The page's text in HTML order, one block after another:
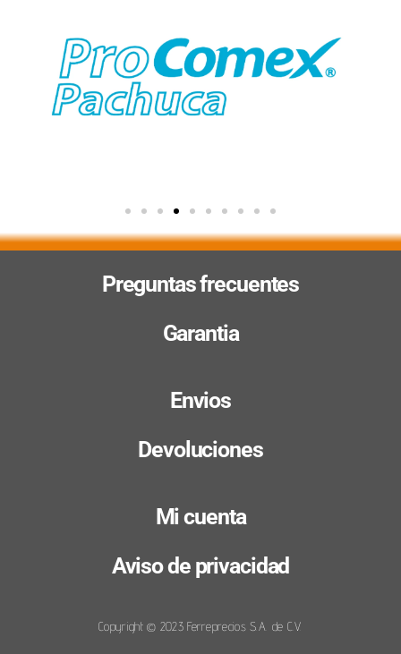
Preguntas frecuentes
Garantia
Envios
Devoluciones
Mi cuenta
Aviso de privacidad
Copyright © 2023 Ferreprecios S.A. de C.V.